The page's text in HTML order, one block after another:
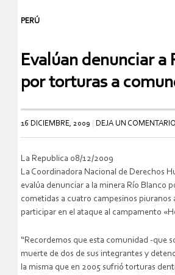
PERÚ
Evalúan denunciar a
por torturas a
16 DICIEMBRE, 2009 DEJA UN COMENTARIO
La Republica 08/12/2009
La Coordinadora Nacional de Derechos
evalúa denunciar a la minera Río Blanco
cometidas a cuatro campesinos piuranos
participar en el ataque al campamento
“Recordemos que esta comunidad -que
muerte de dos de sus integrantes y
la misma que en 2005 sufrió torturas